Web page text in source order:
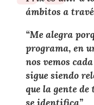
ámbitos a
“Me alegra
programa, en
nos vemos
sigue siendo
que la gente
se identifica”